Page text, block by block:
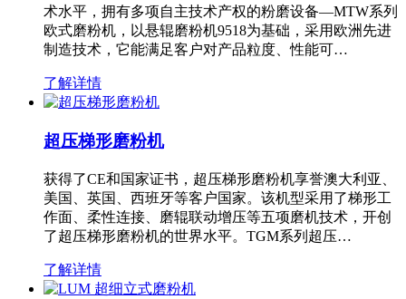
术水平，拥有多项自主技术产权的粉磨设备—MTW系列
欧式磨粉机，以悬辊磨粉机9518为基础，采用欧洲先进
制造技术，它能满足客户对产品粒度、性能可…
了解详情
超压梯形磨粉机
获得了CE和国家证书，超压梯形磨粉机享誉澳大利亚、
美国、英国、西班牙等客户国家。该机型采用了梯形工
作面、柔性连接、磨辊联动增压等五项磨机技术，开创
了超压梯形磨粉机的世界水平。TGM系列超压…
了解详情